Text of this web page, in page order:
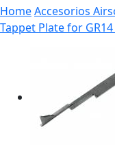
HomeAccesorios
Tappet Plate for